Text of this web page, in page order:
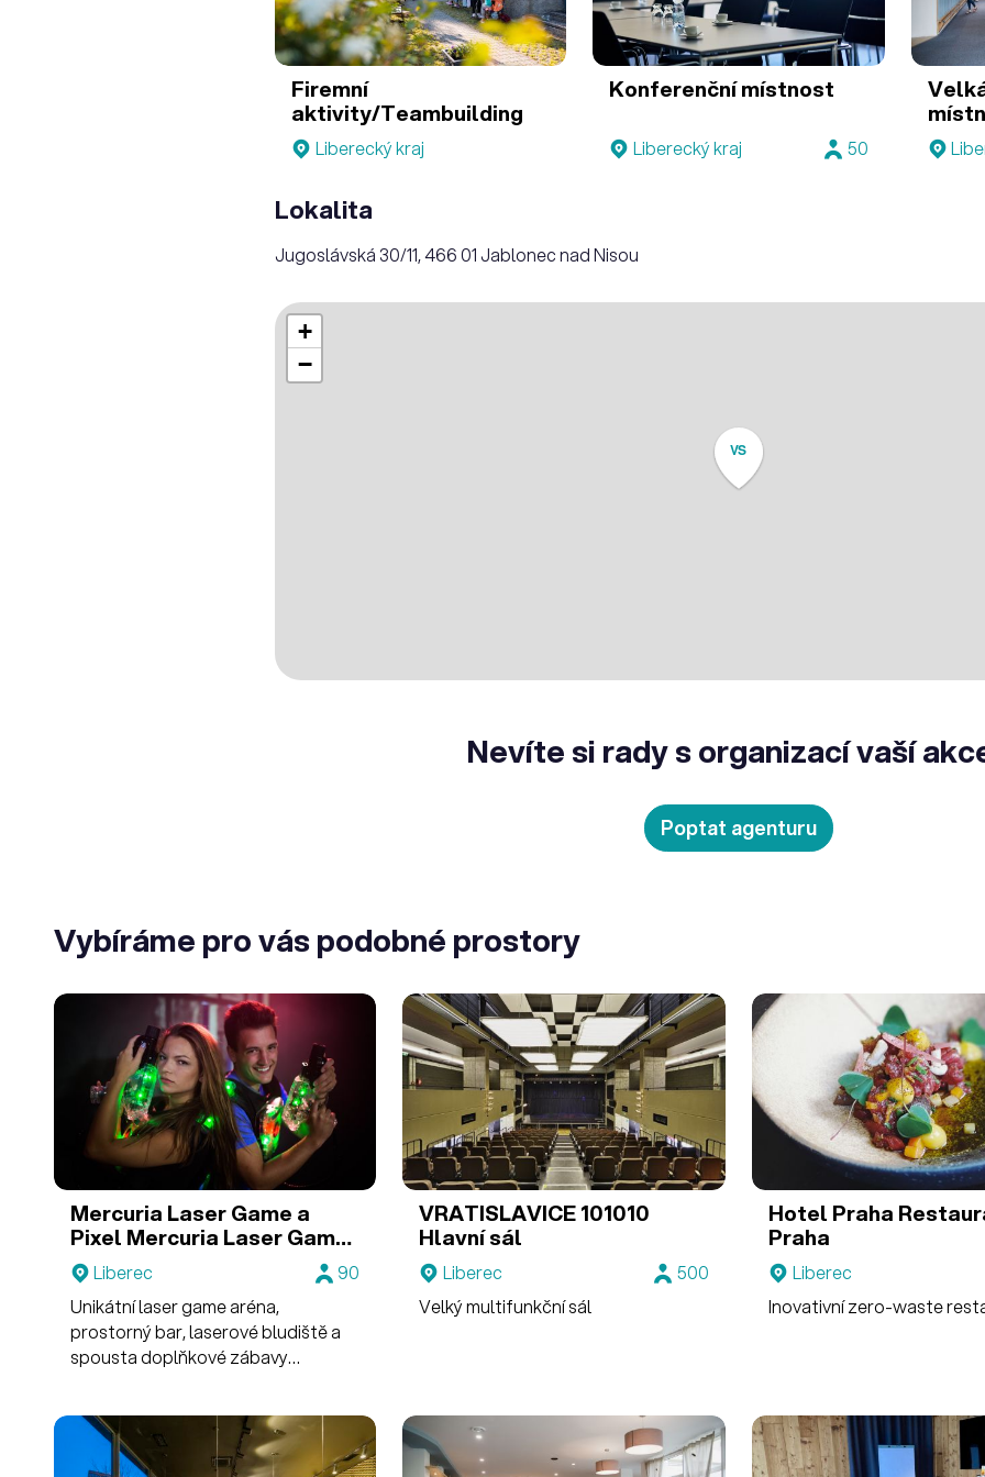
Firemní
aktivity/Teambuilding
Liberecký kraj
Konferenční místnost
Liberecký kraj 50
Lokalita
Jugoslávská 30/11, 466 01 Jablonec nad Nisou
VS
+
−
Nevíte si rady s organizací vaší
Poptat agenturu
Vybíráme pro vás podobné prostory
Mercuria Laser Game a
Pixel Mercuria Laser Game
LIBEREC
Liberec
90
Unikátní laser game aréna,
prostorný bar, laserové bludiště a
spousta doplňkové zábavy
arkádových automatů – basketbaly,
air hockey, kickboxer a další).
VRATISLAVICE 101010
Hlavní sál
Liberec
500
Velký multifunkční sál
Hotel Praha
Praha
Liberec
Inovativní zero-waste